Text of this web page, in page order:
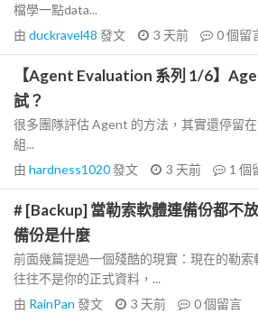
檔學一點data...
由 duckravel48 發文 3 天前 0個留
【Agent Evaluation 系列 1/6】
試？
很多團隊評估 Agent 的方法，其實還停留
組...
由 hardness1020發文 3 天前 1 個
# [Backup] 當勒索軟體連備份都不
備份是什麼
前面幾篇提過一個殘酷的現實：現在的勒
往往不是你的正式資料，...
由 RainPan 發文 3 天前 0個留言